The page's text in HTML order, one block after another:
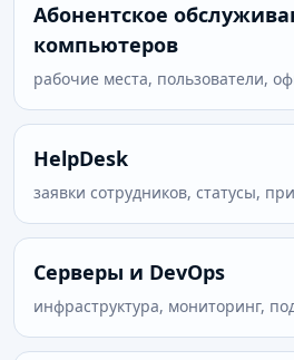
Абонентское
компьютеров
рабочие места, пользователи,
HelpDesk
заявки сотрудников, статусы,
Серверы и DevOps
инфраструктура, мониторинг,